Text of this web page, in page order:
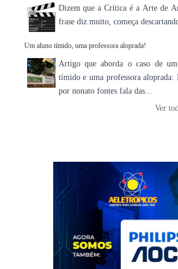
Dizem que a Crítica é a Arte de
frase diz muito, começa
Um aluno tímido, uma professora aloprada!
Artigo que aborda o caso de
tímido e uma professora aloprada:
por nonato fontes fala das...
Ver